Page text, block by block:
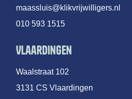
maassluis@klikvrijwilligers.nl
010 593 1515
Vlaardingen
Waalstraat 102
3131 CS Vlaardingen